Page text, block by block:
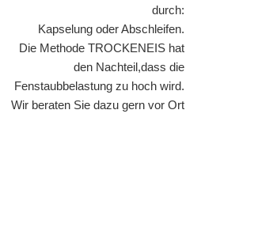
durch:
Kapselung oder Abschleifen.
Die Methode TROCKENEIS hat
den Nachteil,dass die
Fenstaubbelastung zu hoch wird.
Wir beraten Sie dazu gern vor Ort